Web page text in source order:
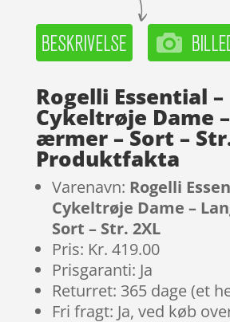
Rogelli Essential –
Cykeltrøje Dame
ærmer – Sort –
Produktfakta
Varenavn: Rogelli
Cykeltrøje Dame –
Sort – Str. 2XL
Pris: Kr. 419.00
Prisgaranti: Ja
Returret: 365 dage (et
Fri fragt: Ja, ved køb